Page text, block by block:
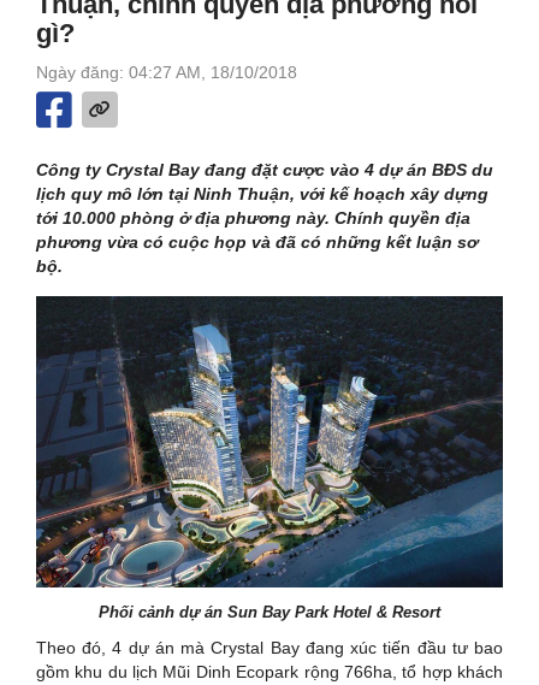
gì?
Ngày đăng: 04:27 AM, 18/10/2018
Công ty Crystal Bay đang đặt cược vào 4 dự án BĐS du
lịch quy mô lớn tại Ninh Thuận, với kế hoạch xây dựng
tới 10.000 phòng ở địa phương này. Chính quyền địa
phương vừa có cuộc họp và đã có những kết luận sơ
bộ.
Phối cảnh dự án Sun Bay Park Hotel & Resort
Theo đó, 4 dự án mà Crystal Bay đang xúc tiến đầu tư bao
gồm khu du lịch Mũi Dinh Ecopark rộng 766ha, tổ hợp khách